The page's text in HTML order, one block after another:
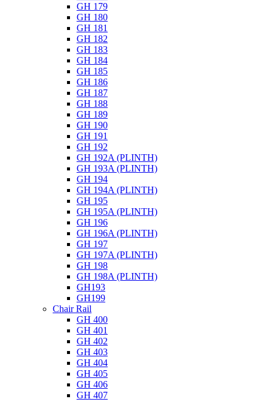
GH 179
GH 180
GH 181
GH 182
GH 183
GH 184
GH 185
GH 186
GH 187
GH 188
GH 189
GH 190
GH 191
GH 192
GH 192A (PLINTH)
GH 193A (PLINTH)
GH 194
GH 194A (PLINTH)
GH 195
GH 195A (PLINTH)
GH 196
GH 196A (PLINTH)
GH 197
GH 197A (PLINTH)
GH 198
GH 198A (PLINTH)
GH193
GH199
Chair Rail
GH 400
GH 401
GH 402
GH 403
GH 404
GH 405
GH 406
GH 407